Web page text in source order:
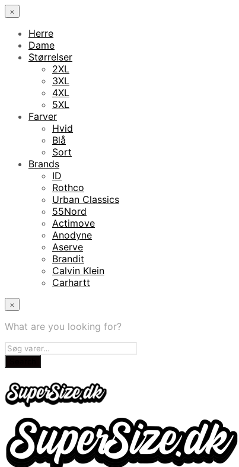
×
Herre
Dame
Størrelser
2XL
3XL
4XL
5XL
Farver
Hvid
Blå
Sort
Brands
ID
Rothco
Urban Classics
55Nord
Actimove
Anodyne
Aserve
Brandit
Calvin Klein
Carhartt
×
What are you looking for?